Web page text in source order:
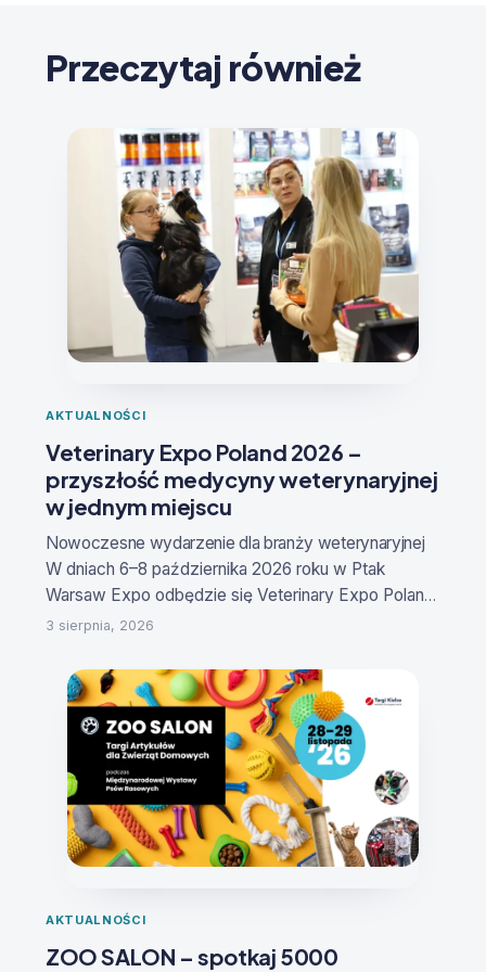
Przeczytaj również
AKTUALNOŚCI
Veterinary Expo Poland 2026 –
przyszłość medycyny weterynaryjnej
w jednym miejscu
Nowoczesne wydarzenie dla branży weterynaryjnej
W dniach 6–8 października 2026 roku w Ptak
Warsaw Expo odbędzie się Veterinary Expo Poland
– Targi Produktów i Innowacji dla Medycyny
stworzone z myślą o lekarzach weterynarii,
właścicielach klinik i gabinetów, technikach
weterynaryjnych, hodowcach, producentach,
dystrybutorach oraz firmach rozwijających
nowoczesne rozwiązania dla sektora animal
health.Reklama
3 sierpnia, 2026
AKTUALNOŚCI
ZOO SALON – spotkaj 5000